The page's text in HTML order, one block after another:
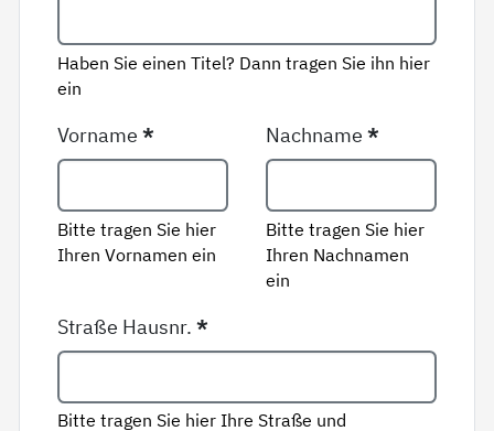
Haben Sie einen Titel? Dann tragen Sie ihn hier
ein
Vorname*
Bitte tragen Sie hier
Ihren Vornamen ein
Nachname*
Bitte tragen Sie hier
Ihren Nachnamen
ein
Straße Hausnr.*
Bitte tragen Sie hier Ihre Straße und